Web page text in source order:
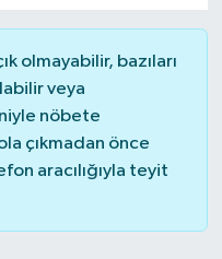
olmayabilir, bazıları
veya
nöbete
çıkmadan önce
aracılığıyla teyit